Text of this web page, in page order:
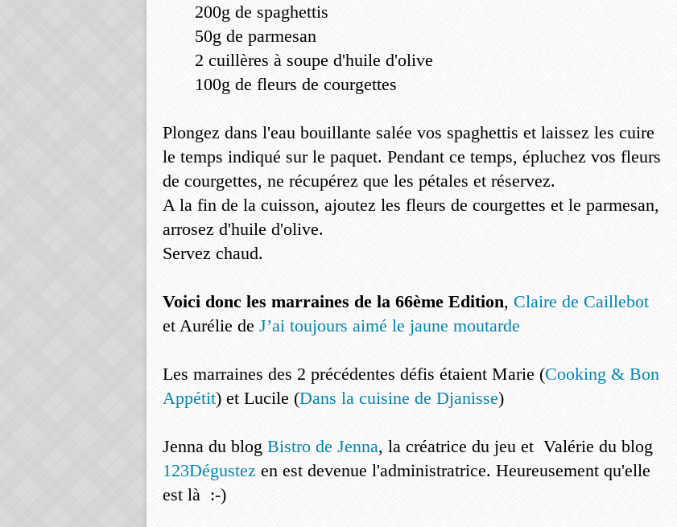
200g de spaghettis
50g de parmesan
2 cuillères à soupe d'huile d'olive
100g de fleurs de courgettes
Plongez dans l'eau bouillante salée vos spaghettis et laissez les cuire
le temps indiqué sur le paquet. Pendant ce temps, épluchez vos fleurs
de courgettes, ne récupérez que les pétales et réservez.
A la fin de la cuisson, ajoutez les fleurs de courgettes et le parmesan,
arrosez d'huile d'olive.
Servez chaud.
Voici donc les marraines de la 66ème Edition, Claire de Caillebot
et Aurélie de J’ai toujours aimé le jaune moutarde
Les marraines des 2 précédentes défis étaient Marie (Cooking & Bon
Appétit) et Lucile (Dans la cuisine de Djanisse)
Jenna du blog Bistro de Jenna, la créatrice du jeu et Valérie du blog
123Dégustez en est devenue l'administratrice. Heureusement qu'elle
est là :-)